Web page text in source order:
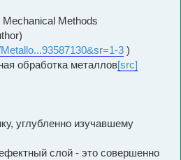
Methods
3 )
обработка металлов[src]
углубленно изучавшему
слой - это совершенно